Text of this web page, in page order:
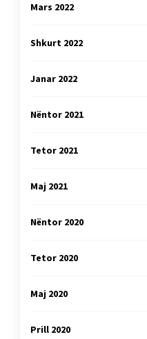
Mars 2022
Shkurt 2022
Janar 2022
Nëntor 2021
Tetor 2021
Maj 2021
Nëntor 2020
Tetor 2020
Maj 2020
Prill 2020